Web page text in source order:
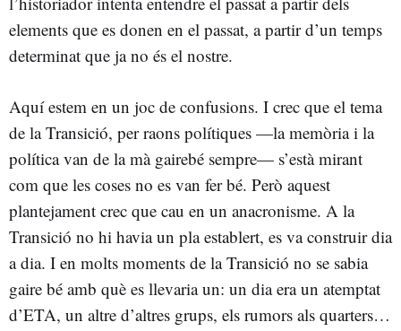
elements que es donen en el passat, a partir d’un temps
determinat que ja no és el nostre.
Aquí estem en un joc de confusions. I crec que el tema
de la Transició, per raons polítiques —la memòria i la
política van de la mà gairebé sempre— s’està mirant
com que les coses no es van fer bé. Però aquest
plantejament crec que cau en un anacronisme. A la
Transició no hi havia un pla establert, es va construir dia
a dia. I en molts moments de la Transició no se sabia
gaire bé amb què es llevaria un: un dia era un atemptat
d’ETA, un altre d’altres grups, els rumors als quarters…